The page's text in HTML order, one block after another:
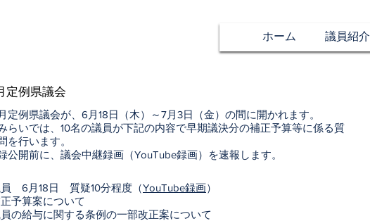
ホーム 議員紹介
定例県議会
定例県議会が、6月18日（木）～7月3日（金）の間に開かれます。
らいでは、10名の議員が下記の内容で早期議決分の補正予算等に係る質
を行います。
公開前に、議会中継録画（YouTube録画）を速報します。
員 6月18日 質疑10分程度（YouTube録画）
予算案について
の給与に関する条例の一部改正案について